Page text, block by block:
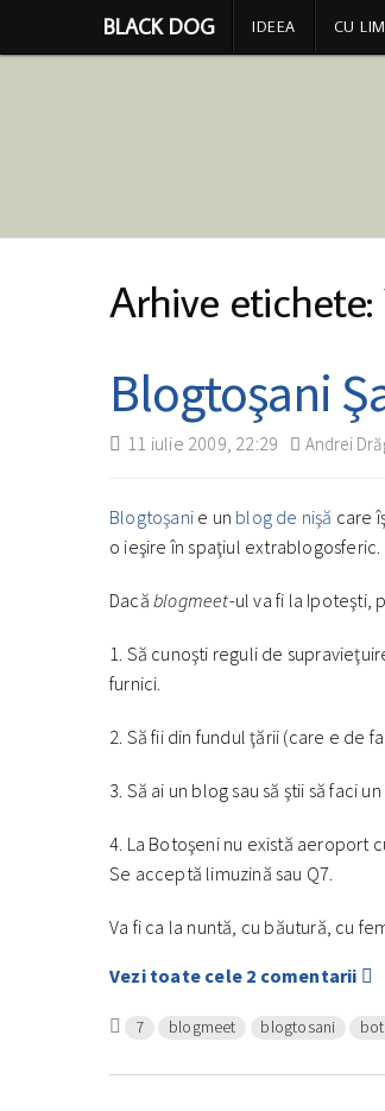
BLACK DOG IDEEA CU
Arhive etichete:
Blogtoşani
11 iulie 2009, 22:29 Andrei
Blogtoşani e un blog de nişă care
o ieşire în spaţiul extrablogosferic.
Dacă blogmeet-ul va fi la Ipoteşti,
1. Să cunoşti reguli de
furnici.
2. Să fii din fundul ţării (care e de
3. Să ai un blog sau să ştii să faci
4. La Botoşeni nu există aeroport
Se acceptă limuzină sau Q7.
Va fi ca la nuntă, cu băutură, cu
Vezi toate cele 2 comentarii
7 blogmeet blogtosani